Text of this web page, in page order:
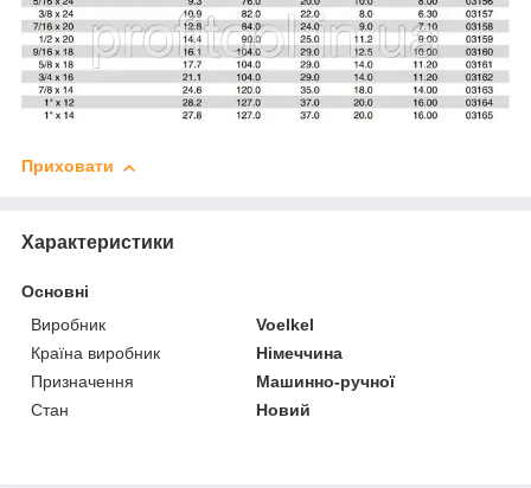
Приховати
Характеристики
Основні
Виробник
Voelkel
Країна виробник
Німеччина
Призначення
Машинно-ручної
Стан
Новий